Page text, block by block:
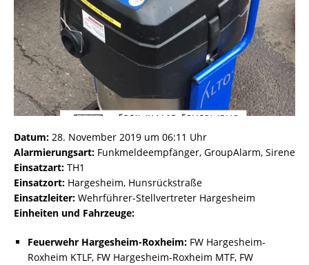
Datum: 28. November 2019 um 06:11 Uhr
Alarmierungsart: Funkmeldeempfänger, GroupAlarm, Sirene
Einsatzart: TH1
Einsatzort: Hargesheim, Hunsrückstraße
Einsatzleiter: Wehrführer-Stellvertreter Hargesheim
Einheiten und Fahrzeuge:
Feuerwehr Hargesheim-Roxheim: FW Hargesheim-
Roxheim KTLF, FW Hargesheim-Roxheim MTF, FW